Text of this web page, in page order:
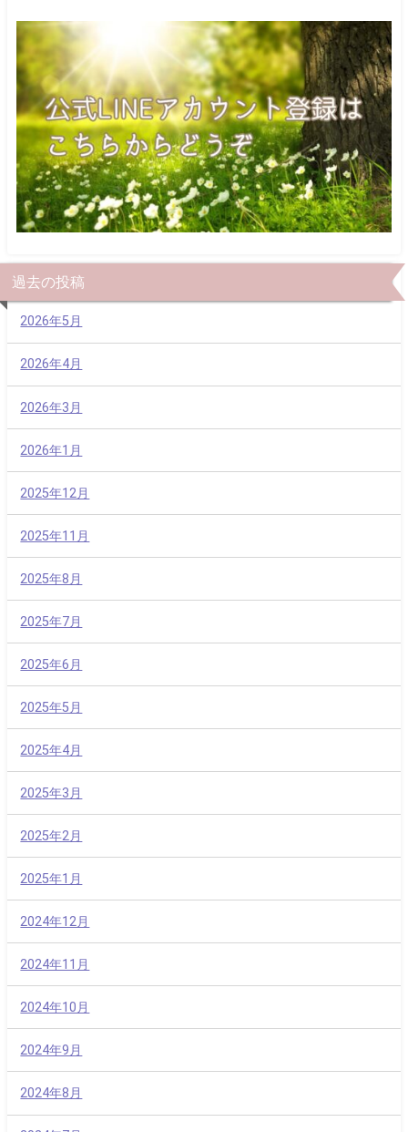
過去の投稿
2026年5月
2026年4月
2026年3月
2026年1月
2025年12月
2025年11月
2025年8月
2025年7月
2025年6月
2025年5月
2025年4月
2025年3月
2025年2月
2025年1月
2024年12月
2024年11月
2024年10月
2024年9月
2024年8月